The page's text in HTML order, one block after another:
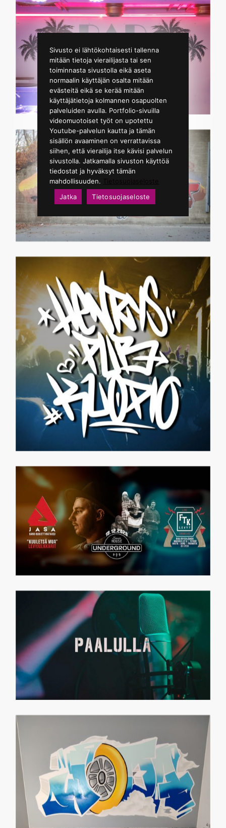
Sivusto ei lähtökohtaisesti tallenna
mitään tietoja vierailijasta tai sen
toiminnasta sivustolla eikä aseta
normaalin käyttäjän osalta mitään
evästeitä eikä se kerää mitään
käyttäjätietoja kolmannen osapuolten
palveluiden avulla. Portfolio-sivuilla
videomuotoiset työt on upotettu
Youtube-palvelun kautta ja tämän
sisällön avaaminen on verrattavissa
siihen, että vierailija itse kävisi palvelun
sivustolla. Jatkamalla sivuston käyttöä
tiedostat ja hyväksyt tämän
mahdollisuuden.
Jatka
Tietosuojaseloste